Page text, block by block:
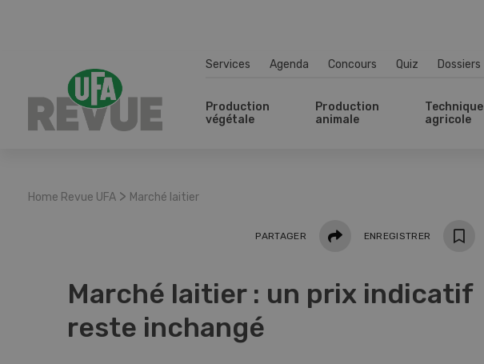
Services Agenda Concours Quiz Dossiers
Production
végétale
Production
animale
Technique
agricole
Home Revue UFA > Marché laitier
PARTAGER PartagerENREGISTRER
Marché laitier : un prix indicatif
reste inchangé